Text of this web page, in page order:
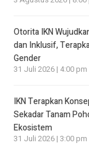
Otorita IKN
dan Inklusif,
Gender
31 Juli 2026 | 4:00 pm
IKN Terapkan
Sekadar Tanam
Ekosistem
31 Juli 2026 | 3:00 pm